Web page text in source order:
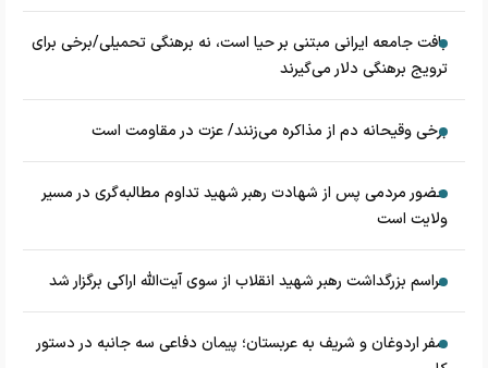
بافت جامعه ایرانی مبتنی بر حیا است، نه برهنگی تحمیلی/برخی برای
ترویج برهنگی دلار می‌گیرند
برخی وقیحانه دم از مذاکره می‌زنند/ عزت در مقاومت است
حضور مردمی پس از شهادت رهبر شهید تداوم مطالبه‌گری در مسیر
ولایت است
مراسم بزرگداشت رهبر شهید انقلاب از سوی آیت‌الله اراکی برگزار شد
سفر اردوغان و شریف به عربستان؛ پیمان دفاعی سه جانبه در دستور